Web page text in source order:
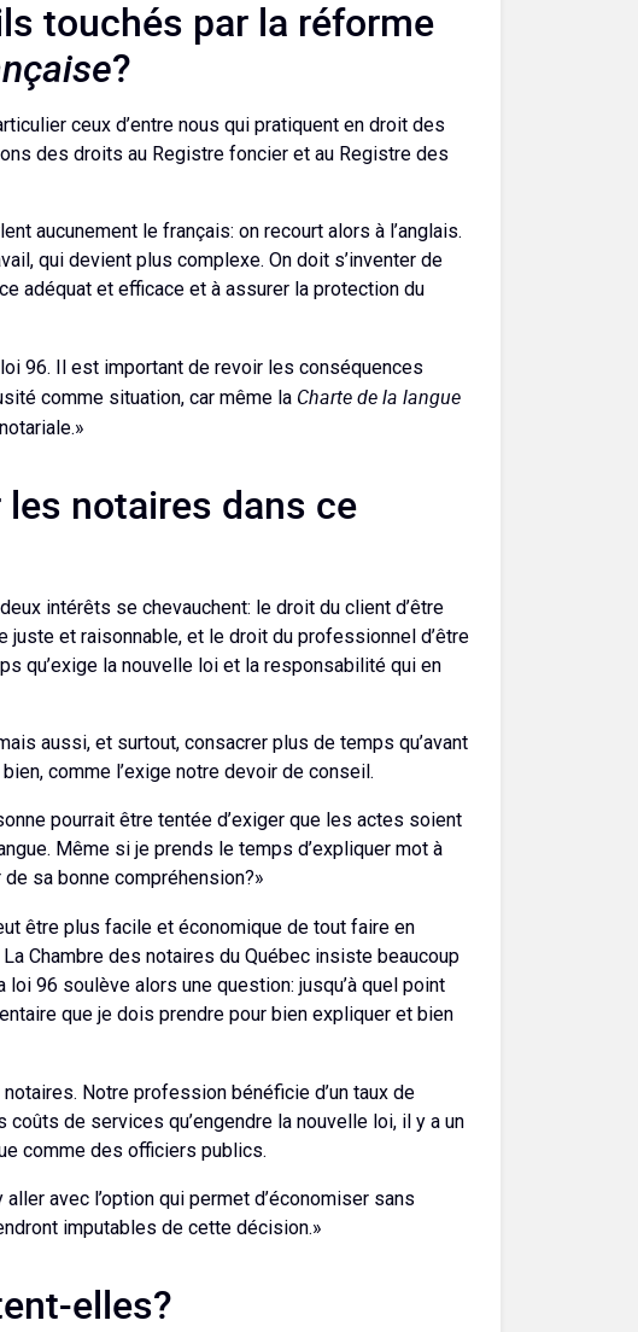
touchés par la réforme
?
ceux d’entre nous qui pratiquent en droit des
des droits au Registre foncier et au Registre des
aucunement le français: on recourt alors à l’anglais.
qui devient plus complexe. On doit s’inventer de
adéquat et efficace et à assurer la protection du
96. Il est important de revoir les conséquences
comme situation, car même la Charte de la langue
notaires dans ce
intérêts se chevauchent: le droit du client d’être
juste et raisonnable, et le droit du professionnel d’être
qu’exige la nouvelle loi et la responsabilité qui en
aussi, et surtout, consacrer plus de temps qu’avant
comme l’exige notre devoir de conseil.
pourrait être tentée d’exiger que les actes soient
Même si je prends le temps d’expliquer mot à
sa bonne compréhension?»
être plus facile et économique de tout faire en
Chambre des notaires du Québec insiste beaucoup
96 soulève alors une question: jusqu’à quel point
que je dois prendre pour bien expliquer et bien
Notre profession bénéficie d’un taux de
de services qu’engendre la nouvelle loi, il y a un
comme des officiers publics.
avec l’option qui permet d’économiser sans
imputables de cette décision.»
elles?